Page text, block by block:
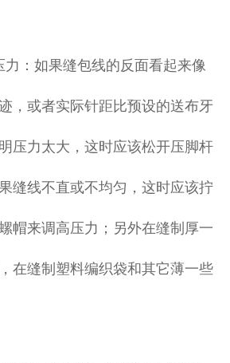
力：如果缝包线的反面看起来像
，或者实际针距比预设的送布牙
压力太大，这时应该松开压脚杆
缝线不直或不均匀，这时应该拧
帽来调高压力；另外在缝制厚一
在缝制塑料编织袋和其它薄一些